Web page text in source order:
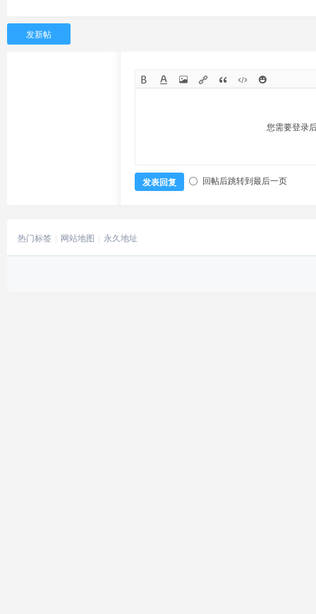
发新帖
您需要登录
发表回复 回帖后跳转到最后一页
热门标签 网站地图 永久地址